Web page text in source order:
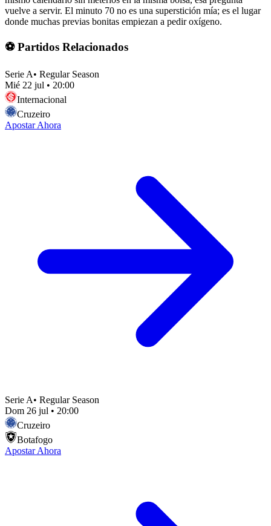
vuelve a servir. El minuto 70 no es una superstición mía; es el lugar
donde muchas previas bonitas empiezan a pedir oxígeno.
⚽ Partidos Relacionados
Serie A• Regular Season
Mié 22 jul • 20:00
Internacional
Cruzeiro
Apostar Ahora
Serie A• Regular Season
Dom 26 jul • 20:00
Cruzeiro
Botafogo
Apostar Ahora